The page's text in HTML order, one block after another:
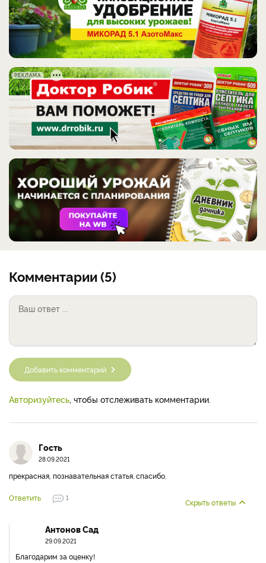
РЕКЛАМА
Комментарии (5)
Добавить комментарий
Авторизуйтесь , чтобы отслеживать комментарии.
Гость
28.09.2021
прекрасная, познавательная статья. спасибо.
Ответить 1 Скрыть ответы
Антонов Сад
29.09.2021
Благодарим за оценку!